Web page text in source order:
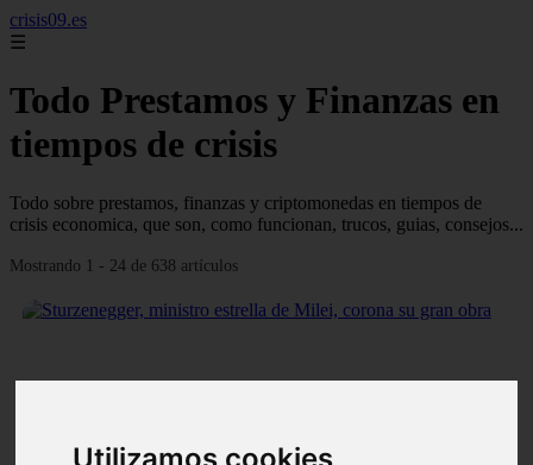
crisis09.es
☰
Todo Prestamos y Finanzas en
tiempos de crisis
Todo sobre prestamos, finanzas y criptomonedas en tiempos de
crisis economica, que son, como funcionan, trucos, guias, consejos...
Mostrando 1 - 24 de 638 artículos